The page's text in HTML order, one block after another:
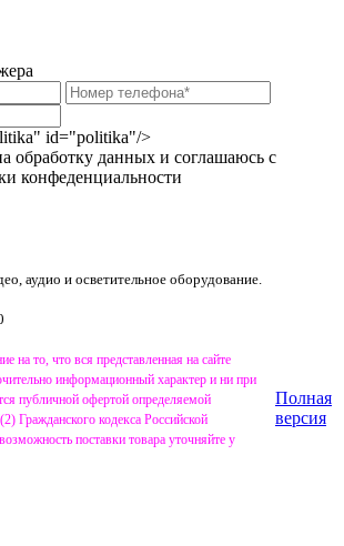
id="politika"/>
обработку данных и соглашаюсь с
конфеденциальности
аудио и осветительное оборудование.
на то, что вся представленная на сайте
информационный характер и ни при
публичной офертой определяемой
Гражданского кодекса Российской
поставки товара уточняйте у
Полная
версия